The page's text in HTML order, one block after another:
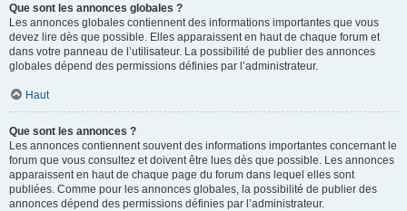
Que sont les annonces globales ?
Les annonces globales contiennent des informations importantes que vous
devez lire dès que possible. Elles apparaissent en haut de chaque forum et
dans votre panneau de l’utilisateur. La possibilité de publier des annonces
globales dépend des permissions définies par l’administrateur.
Haut
Que sont les annonces ?
Les annonces contiennent souvent des informations importantes concernant le
forum que vous consultez et doivent être lues dès que possible. Les annonces
apparaissent en haut de chaque page du forum dans lequel elles sont
publiées. Comme pour les annonces globales, la possibilité de publier des
annonces dépend des permissions définies par l’administrateur.